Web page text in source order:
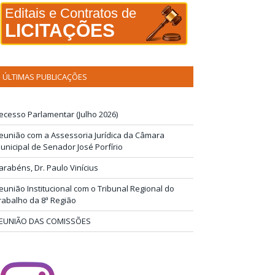
Editais e Contratos de
LICITAÇÕES
ÚLTIMAS PUBLICAÇÕES
Parlamentar (Julho 2026)
com a Assessoria Jurídica da Câmara
de Senador José Porfírio
Dr. Paulo Vinícius
Institucional com o Tribunal Regional do
da 8ª Região
DAS COMISSÕES